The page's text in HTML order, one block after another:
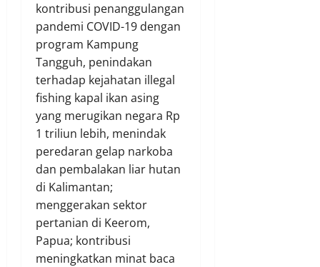
kontribusi penanggulangan
pandemi COVID-19 dengan
program Kampung
Tangguh, penindakan
terhadap kejahatan illegal
fishing kapal ikan asing
yang merugikan negara Rp
1 triliun lebih, menindak
peredaran gelap narkoba
dan pembalakan liar hutan
di Kalimantan;
menggerakan sektor
pertanian di Keerom,
Papua; kontribusi
meningkatkan minat baca